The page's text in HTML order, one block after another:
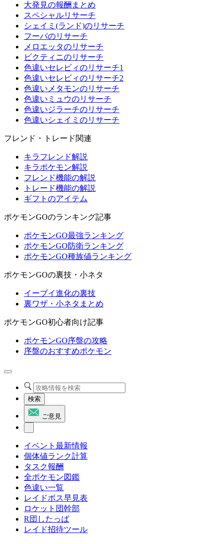
大発見の報酬まとめ
スペシャルリサーチ
シェイミ(ランド)のリサーチ
フーパのリサーチ
メロエッタのリサーチ
ビクティニのリサーチ
色違いセレビィのリサーチ1
色違いセレビィのリサーチ2
色違いメタモンのリサーチ
色違いミュウのリサーチ
色違いジラーチのリサーチ
色違いシェイミのリサーチ
フレンド・トレード関連
キラフレンド解説
キラポケモン解説
フレンド機能の解説
トレード機能の解説
ギフトのアイテム
ポケモンGOのランキング記事
ポケモンGO最強ランキング
ポケモンGO防衛ランキング
ポケモンGO種族値ランキング
ポケモンGOの裏技・小ネタ
イーブイ進化の裏技
裏ワザ・小ネタまとめ
ポケモンGO初心者向け記事
ポケモンGO序盤の攻略
序盤のおすすめポケモン
検索
ご意見
イベント最新情報
個体値ランク計算
タスク報酬
全ポケモン図鑑
色違い一覧
レイドボス早見表
ロケット団幹部
R団したっぱ
レイド招待ツール